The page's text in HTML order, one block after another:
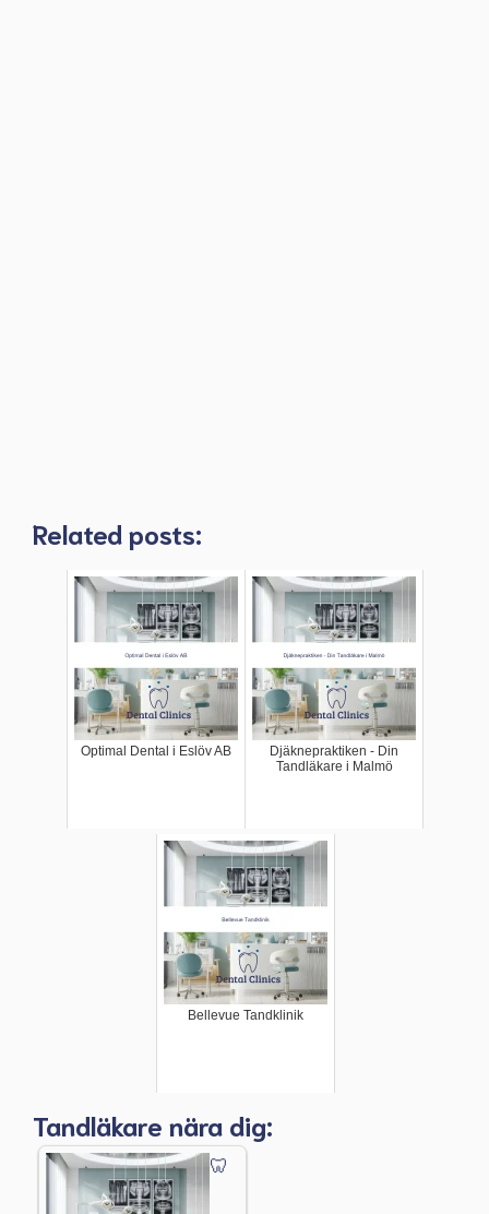
Related posts:
Optimal Dental i Eslöv AB
Djäknepraktiken - Din
Tandläkare i Malmö
Bellevue Tandklinik
Tandläkare nära dig: